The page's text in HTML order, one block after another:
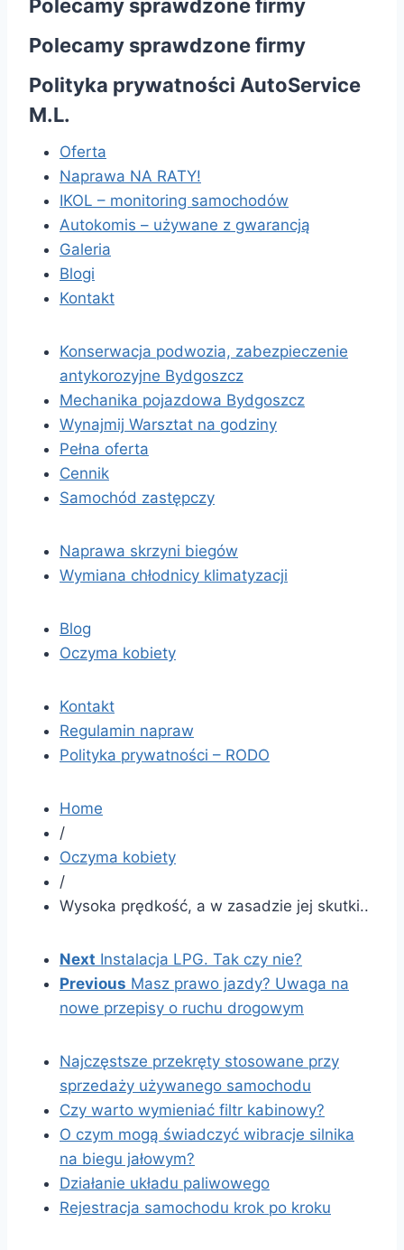
Polecamy sprawdzone firmy
Polecamy sprawdzone firmy
Polityka prywatności AutoService
M.L.
Oferta
Naprawa NA RATY!
IKOL – monitoring samochodów
Autokomis – używane z gwarancją
Galeria
Blogi
Kontakt
Konserwacja podwozia, zabezpieczenie
antykorozyjne Bydgoszcz
Mechanika pojazdowa Bydgoszcz
Wynajmij Warsztat na godziny
Pełna oferta
Cennik
Samochód zastępczy
Naprawa skrzyni biegów
Wymiana chłodnicy klimatyzacji
Blog
Oczyma kobiety
Kontakt
Regulamin napraw
Polityka prywatności – RODO
Home
/
Oczyma kobiety
/
Wysoka prędkość, a w zasadzie jej skutki..
Next Instalacja LPG. Tak czy nie?
Previous Masz prawo jazdy? Uwaga na
nowe przepisy o ruchu drogowym
Najczęstsze przekręty stosowane przy
sprzedaży używanego samochodu
Czy warto wymieniać filtr kabinowy?
O czym mogą świadczyć wibracje silnika
na biegu jałowym?
Działanie układu paliwowego
Rejestracja samochodu krok po kroku